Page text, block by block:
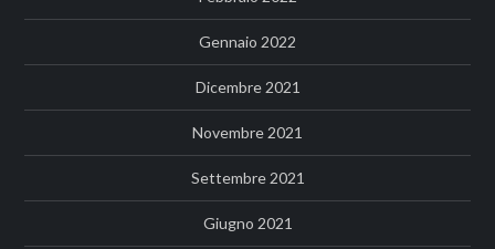
Gennaio 2022
Dicembre 2021
Novembre 2021
Settembre 2021
Giugno 2021